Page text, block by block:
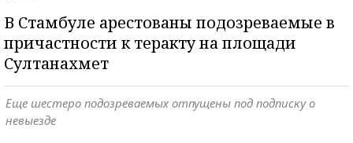
В Стамбуле арестованы подозреваемые в
причастности к теракту на площади
Султанахмет
Еще шестеро подозреваемых отпущены под подписку о
невыезде